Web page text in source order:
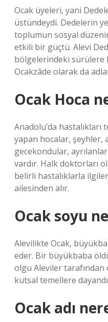
Ocak üyeleri, yani
üstündeydi. Dedelerin
toplumun sosyal
etkili bir güçtü. Alevi
bölgelerindeki sürülere
Ocakzâde olarak da
Ocak Hoca
Anadolu’da
yapan hocalar, şeyhler,
gecekondular,
vardır. Halk doktorları
belirli hastalıklarla
ailesinden alır.
Ocak soyu
Alevilikte Ocak,
eder. Bir büyükbaba
olgu Aleviler tarafından
kutsal temellere
Ocak adı